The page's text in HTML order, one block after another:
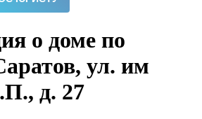
о доме по
ул. им
д. 27